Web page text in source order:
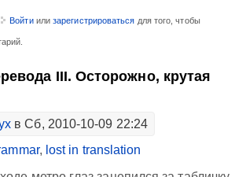
Войтиилизарегистрироваться для того, чтобы
III. Осторожно, крутая
в Сб, 2010-10-09 22:24
, lost in translation